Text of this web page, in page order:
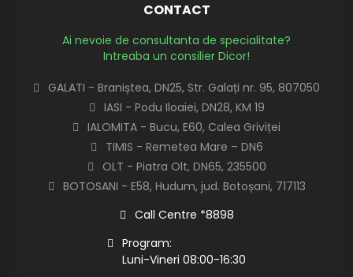
CONTACT
Ai nevoie de consultanta de specialitate?
Intreaba un consilier Dicor!
GALATI - Braniștea, DN25, Str. Galați nr. 95, 807050
IASI - Podu Iloaiei, DN28, KM 19
IALOMITA - Bucu, E60, Calea Griviței
TIMIS - Remetea Mare – DN6
OLT - Piatra Olt, DN65, 235500
BOTOSANI - E58, Hudum, jud. Botoșani, 717113
Call Centre *8898
Program:
Luni-Vineri 08:00-16:30